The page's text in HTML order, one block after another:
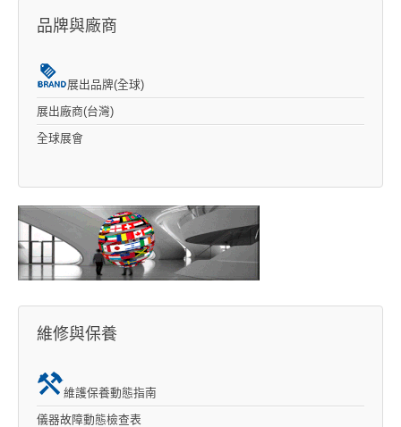
品牌與廠商
展出品牌(全球)
展出廠商(台灣)
全球展會
維修與保養
維護保養動態指南
儀器故障動態檢查表